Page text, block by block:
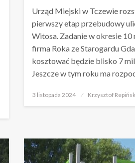
Urząd Miejski w Tczewie
pierwszy etap przebudowy
Witosa. Zadanie w okresie 10
firma Roka ze Starogardu
kosztować będzie blisko 7
Jeszcze w tym roku ma
Opublikowane
3 listopada 2024 Krzysztof